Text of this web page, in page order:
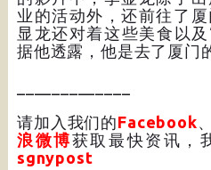
业的活动外，还前往了
显龙还对着这些美食以及
据他透露，他是去了厦门
请加入我们的Facebook
浪微博获取最快资讯，
sgnypost